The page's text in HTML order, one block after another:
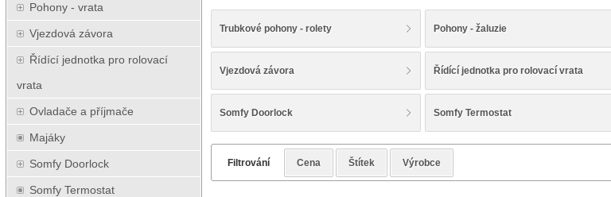
Pohony - vrata
Vjezdová závora
Řídící jednotka pro rolovací
vrata
Ovladače a příjmače
Majáky
Somfy Doorlock
Somfy Termostat
Trubkové pohony - rolety Pohony - žaluzie
Vjezdová závora Řídící jednotka pro rolovací vrata
Somfy Doorlock Somfy Termostat
Filtrování Cena Štítek Výrobce